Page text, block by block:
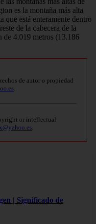
es la montaña más alta
que está enteramente dentro
de la cabecera de la
de 4.019 metros (13.186
de autor o propiedad
or intellectual
| Significado de